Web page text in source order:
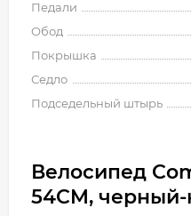
Педали
Обод
Покрышка
Седло
Подседельный штырь
Велосипед
54CM,